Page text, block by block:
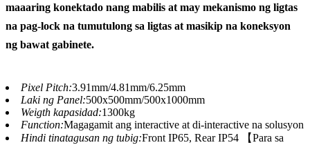
maaaring konektado nang mabilis at may mekanismo ng ligtas
na pag-lock na tumutulong sa ligtas at masikip na koneksyon
ng bawat gabinete.
Pixel Pitch:3.91mm/4.81mm/6.25mm
Laki ng Panel:500x500mm/500x1000mm
Weigth kapasidad:1300kg
Function:Magagamit ang interactive at di-interactive na solusyon
Hindi tinatagusan ng tubig:Front IP65, Rear IP54 【Para sa